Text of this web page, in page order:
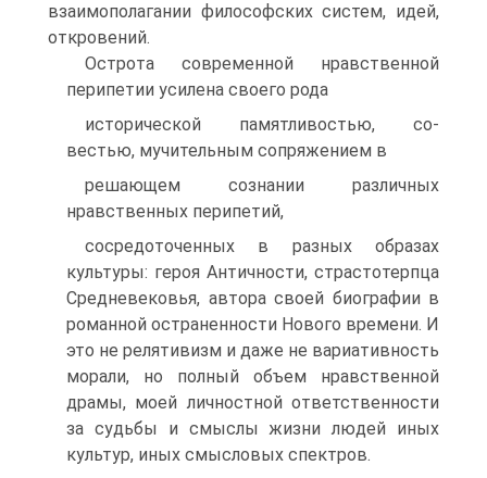
взаимополагании философских систем, идей,
откровений.
Острота современной нравственной
перипетии усилена своего рода
исторической памятливостью, со-
вестью, мучительным сопряжением в
решающем сознании различных
нравственных перипетий,
сосредоточенных в разных образах
культуры: героя Античности, страстотерпца
Средневековья, автора своей биографии в
романной остраненности Нового времени. И
это не релятивизм и даже не вариативность
морали, но полный объем нравственной
драмы, моей личностной ответственности
за судьбы и смыслы жизни людей иных
культур, иных смысловых спектров.